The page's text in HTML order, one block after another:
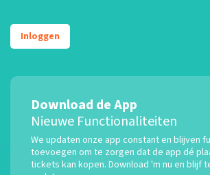
Inloggen
Download de App
Nieuwe Functionaliteiten
We updaten onze app constant en blijven
toevoegen om te zorgen dat de app dé
tickets kan kopen. Download 'm nu en blijf